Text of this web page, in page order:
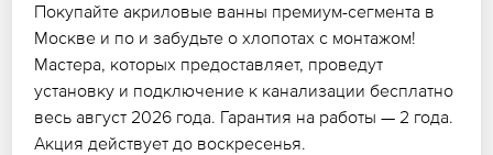
Покупайте акриловые ванны премиум-сегмента в
Москве и по и забудьте о хлопотах с монтажом!
Мастера, которых предоставляет, проведут
установку и подключение к канализации бесплатно
весь август 2026 года. Гарантия на работы — 2 года.
Акция действует до воскресенья.